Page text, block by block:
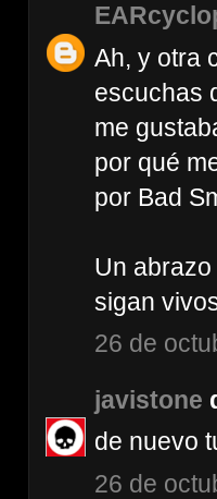
Ah, y otra
escuchas
me
por qué
por Bad
Un
sigan
26 de
javistone
de nuevo
26 de